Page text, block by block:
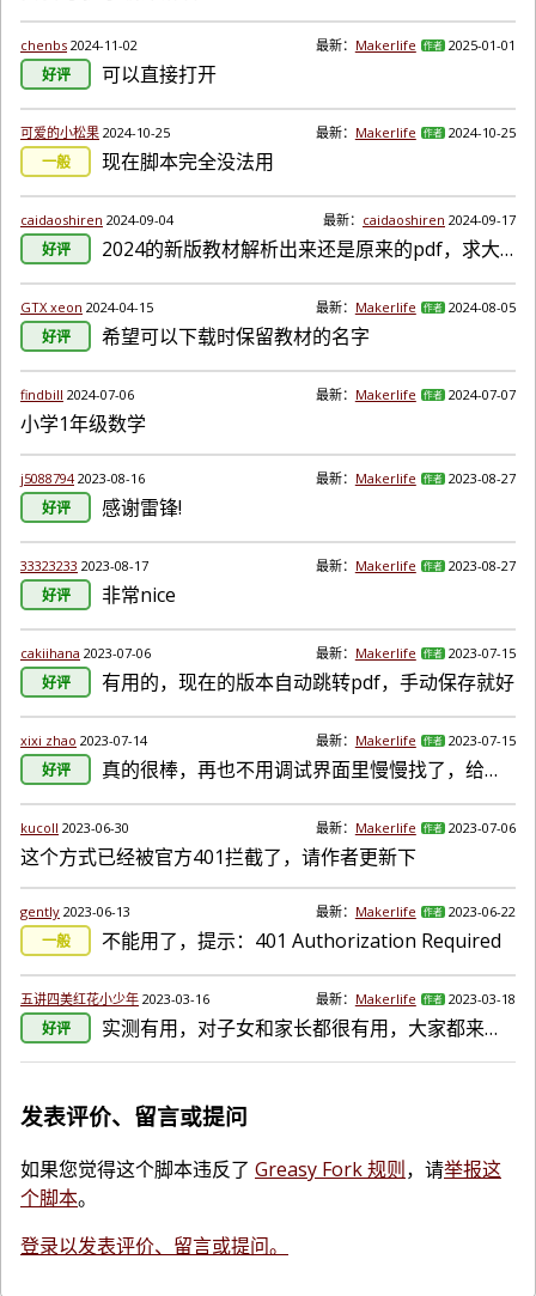
chenbs 2024-11-02 最新： Makerlife 作者 2025-01-01
好评 可以直接打开
可爱的小松果 2024-10-25 最新： Makerlife 作者 2024-10-25
一般 现在脚本完全没法用
caidaoshiren 2024-09-04 最新： caidaoshiren 2024-09-17
好评 2024的新版教材解析出来还是原来的pdf，求大神更新。 例如：（根据2022年版课程标准修订）义务教育教科书·道德与法治一年级上册，应该凡是前缀是（根据2022年版课程标准修订）的都是这种情况。
GTX xeon 2024-04-15 最新： Makerlife 作者 2024-08-05
好评 希望可以下载时保留教材的名字
findbill 2024-07-06 最新： Makerlife 作者 2024-07-07
小学1年级数学
j5088794 2023-08-16 最新： Makerlife 作者 2023-08-27
好评 感谢雷锋!
33323233 2023-08-17 最新： Makerlife 作者 2023-08-27
好评 非常nice
cakiihana 2023-07-06 最新： Makerlife 作者 2023-07-15
好评 有用的，现在的版本自动跳转pdf，手动保存就好
xixi zhao 2023-07-14 最新： Makerlife 作者 2023-07-15
好评 真的很棒，再也不用调试界面里慢慢找了，给作者点赞！！！
kucoll 2023-06-30 最新： Makerlife 作者 2023-07-06
这个方式已经被官方401拦截了，请作者更新下
gently 2023-06-13 最新： Makerlife 作者 2023-06-22
一般 不能用了，提示：401 Authorization Required
五讲四美红花小少年 2023-03-16 最新： Makerlife 作者 2023-03-18
好评 实测有用，对子女和家长都很有用，大家都来用一下，也别辜负了作者的制作
发表评价、留言或提问
如果您觉得这个脚本违反了 Greasy Fork 规则，请举报这
个脚本。
登录以发表评价、留言或提问。